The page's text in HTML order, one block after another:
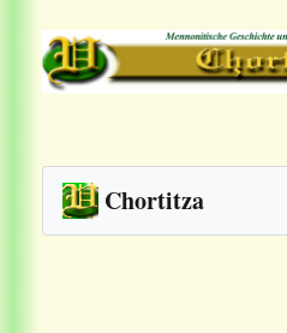
Chortitza